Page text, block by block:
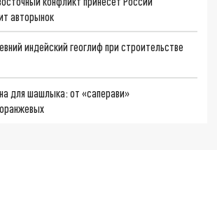
авторынок
индейский геоглиф при строительстве
для шашлыка: от «саперави»